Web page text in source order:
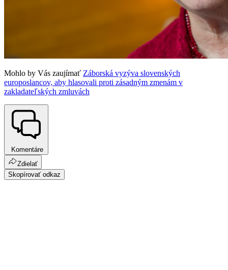
Mohlo by Vás zaujímať Záborská vyzýva slovenských
europoslancov, aby hlasovali proti zásadným zmenám v
zakladateľských zmluvách
Komentáre
Zdielať
Skopírovať odkaz